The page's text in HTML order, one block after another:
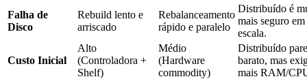
Falha de
Disco
Rebuild lento e
arriscado
Rebalanceamento
rápido e paralelo
Distribuído é
mais seguro em
escala.
Custo Inicial
Alto
(Controladora +
Shelf)
Médio
(Hardware
commodity)
Distribuído
barato, mas
mais RAM/